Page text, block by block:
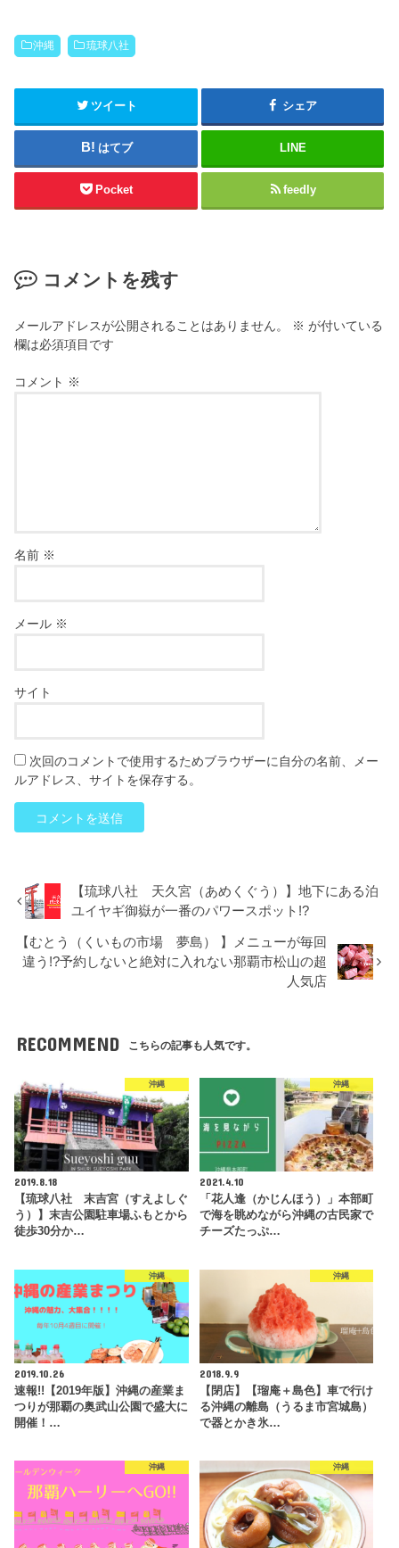
沖縄 琉球八社
ツイート シェア
はてブ LINE
Pocket feedly
コメントを残す
メールアドレスが公開されることはありません。 ※ が付いている
欄は必須項目です
コメント ※
名前 ※
メール ※
サイト
次回のコメントで使用するためブラウザーに自分の名前、メー
ルアドレス、サイトを保存する。
【琉球八社 天久宮（あめくぐう）】地下にある泊
ユイヤギ御嶽が一番のパワースポット!?
【むとう（くいもの市場 夢島） 】メニューが毎回
違う!?予約しないと絶対に入れない那覇市松山の超
人気店
RECOMMEND こちらの記事も人気です。
沖縄
2019.8.18
【琉球八社 末吉宮（すえよしぐ
う）】末吉公園駐車場ふもとから
徒歩30分か…
沖縄
2021.4.10
「花人逢（かじんほう）」本部町
で海を眺めながら沖縄の古民家で
チーズたっぷ…
沖縄
2019.10.26
速報!!【2019年版】沖縄の産業ま
つりが那覇の奥武山公園で盛大に
開催！…
沖縄
2018.9.9
【閉店】【瑠庵＋島色】車で行け
る沖縄の離島（うるま市宮城島）
で器とかき氷…
沖縄 沖縄